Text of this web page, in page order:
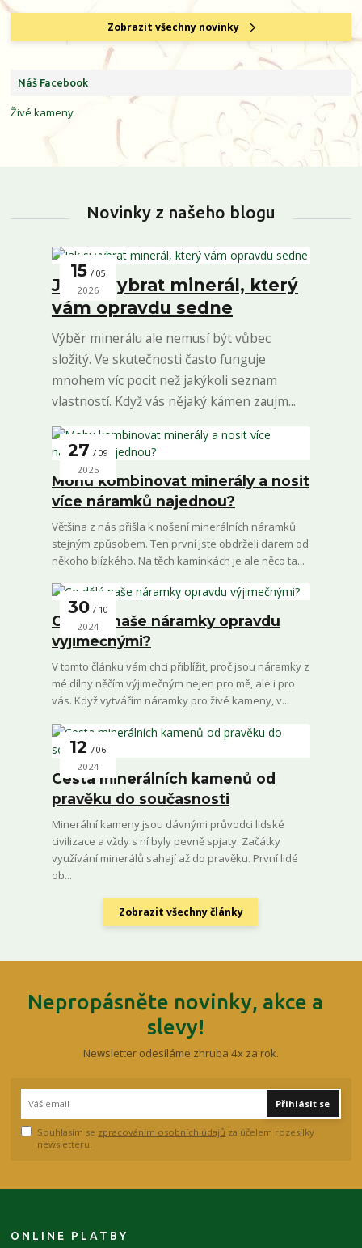
Zobrazit všechny novinky
Náš Facebook
Živé kameny
Novinky z našeho blogu
15 05
2026
Jak si vybrat minerál, který
vám opravdu sedne
Výběr minerálu ale nemusí být vůbec
složitý. Ve skutečnosti často funguje
mnohem víc pocit než jakýkoli seznam
vlastností. Když vás nějaký kámen zaujm...
27 09
2025
Mohu kombinovat minerály a nosit
více náramků najednou?
Většina z nás přišla k nošení minerálních náramků
stejným způsobem. Ten první jste obdrželi darem od
někoho blízkého. Na těch kamínkách je ale něco ta...
30 10
2024
Co dělá naše náramky opravdu
výjimečnými?
V tomto článku vám chci přiblížit, proč jsou náramky z
mé dílny něčím výjimečným nejen pro mě, ale i pro
vás. Když vytvářím náramky pro živé kameny, v...
12 06
2024
Cesta minerálních kamenů od
pravěku do současnosti
Minerální kameny jsou dávnými průvodci lidské
civilizace a vždy s ní byly pevně spjaty. Začátky
využívání minerálů sahají až do pravěku. První lidé
ob...
Zobrazit všechny články
Nepropásněte novinky, akce a
slevy!
Newsletter odesíláme zhruba 4x za rok.
Přihlásit se
Souhlasím se zpracováním osobních údajů za účelem rozesílky
newsletteru.
ONLINE PLATBY